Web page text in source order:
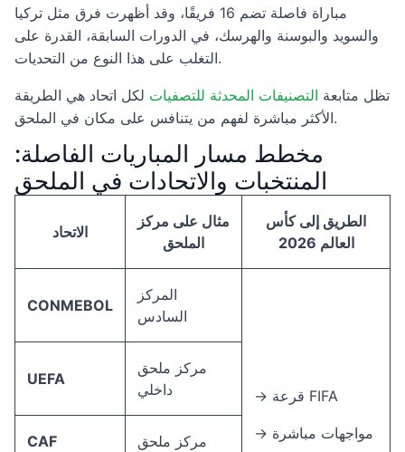
مباراة فاصلة تضم 16 فريقًا، وقد أظهرت فرق مثل تركيا
والسويد والبوسنة والهرسك، في الدورات السابقة، القدرة على
التغلب على هذا النوع من التحديات.
تظل متابعة التصنيفات المحدثة للتصفيات لكل اتحاد هي الطريقة
الأكثر مباشرة لفهم من يتنافس على مكان في الملحق.
مخطط مسار المباريات الفاصلة:
المنتخبات والاتحادات في الملحق
الاتحاد
مثال على مركز
الملحق
الطريق إلى كأس
العالم 2026
CONMEBOL
المركز
السادس
→ قرعة FIFA
→ مواجهات مباشرة
UEFA
مركز ملحق
داخلي
CAF مركز ملحق